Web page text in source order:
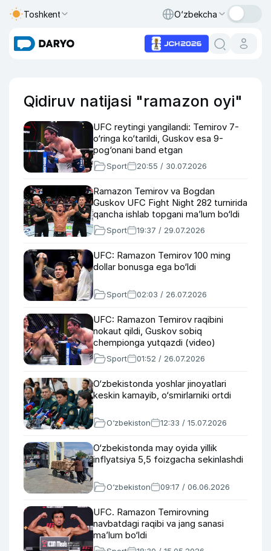
Toshkent O‘zbekcha
Qidiruv natijasi "ramazon oyi"
UFC reytingi yangilandi: Temirov 7-
o‘ringa ko‘tarildi, Guskov esa 9-
pog‘onani band etgan
Sport 20:55 / 30.07.2026
Ramazon Temirov va Bogdan
Guskov UFC Fight Night 282 turnirida
qancha ishlab topgani ma’lum bo‘ldi
Sport 19:37 / 29.07.2026
UFC: Ramazon Temirov 100 ming
dollar bonusga ega bo‘ldi
Sport 02:03 / 26.07.2026
UFC: Ramazon Temirov raqibini
nokaut qildi, Guskov sobiq
chempionga yutqazdi (video)
Sport 01:52 / 26.07.2026
O‘zbekistonda yoshlar jinoyatlari
keskin kamayib, o‘smirlarniki ortdi
O‘zbekiston 12:33 / 15.07.2026
O‘zbekistonda may oyida yillik
inflyatsiya 5,5 foizgacha sekinlashdi
O‘zbekiston 09:17 / 06.06.2026
UFC. Ramazon Temirovning
navbatdagi raqibi va jang sanasi
ma’lum bo‘ldi